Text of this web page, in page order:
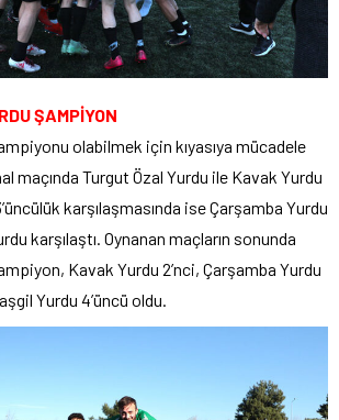
ŞAMPİYON
olabilmek için kıyasıya mücadele
maçında Turgut Özal Yurdu ile Kavak Yurdu
karşılaşmasında ise Çarşamba Yurdu
karşılaştı. Oynanan maçların sonunda
Kavak Yurdu 2’nci, Çarşamba Yurdu
Yurdu 4’üncü oldu.